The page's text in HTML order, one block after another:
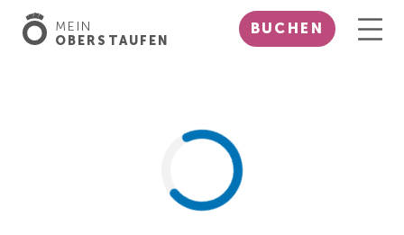
MEIN
OBERSTAUFEN
BUCHEN